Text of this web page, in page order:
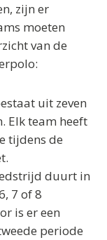
zijn er
moeten
van de
uit zeven
Elk team heeft
tijdens de
duurt in
7 of 8
is er een
periode